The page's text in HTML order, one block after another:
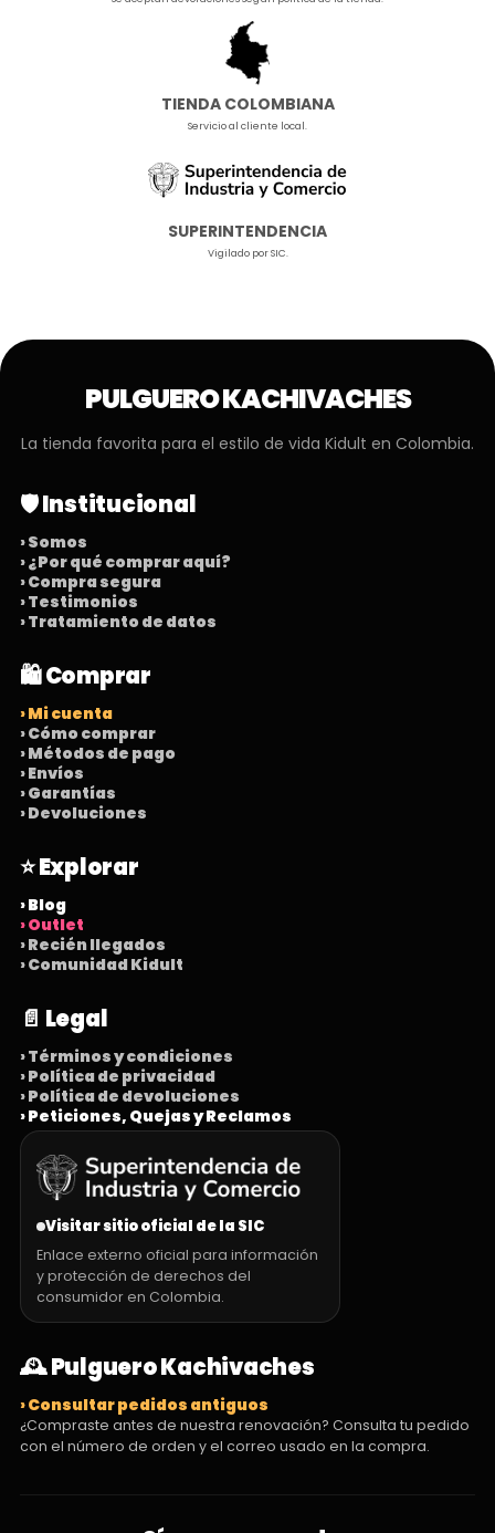
TIENDA COLOMBIANA
Servicio al cliente local.
SUPERINTENDENCIA
Vigilado por SIC.
PULGUERO KACHIVACHES
La tienda favorita para el estilo de vida Kidult en Colombia.
🛡️ Institucional
› Somos
› ¿Por qué comprar aquí?
› Compra segura
› Testimonios
› Tratamiento de datos
🛍️ Comprar
› Mi cuenta
› Cómo comprar
› Métodos de pago
› Envíos
› Garantías
› Devoluciones
⭐ Explorar
› Blog
› Outlet
› Recién llegados
› Comunidad Kidult
📄 Legal
› Términos y condiciones
› Política de privacidad
› Política de devoluciones
› Peticiones, Quejas y Reclamos
Visitar sitio oficial de la SIC
Enlace externo oficial para información
y protección de derechos del
consumidor en Colombia.
🕰️ Pulguero Kachivaches
› Consultar pedidos antiguos
¿Compraste antes de nuestra renovación? Consulta tu pedido
con el número de orden y el correo usado en la compra.